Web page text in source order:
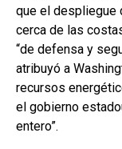
que el despliegue
cerca de las
“de defensa y
atribuyó a
recursos
el gobierno
entero”.